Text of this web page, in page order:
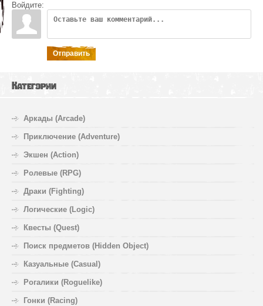
Войдите:
Отправить
Категории
Аркады (Arcade)
Приключение (Adventure)
Экшен (Action)
Ролевые (RPG)
Драки (Fighting)
Логические (Logic)
Квесты (Quest)
Поиск предметов (Hidden Object)
Казуальные (Casual)
Рогалики (Roguelike)
Гонки (Racing)